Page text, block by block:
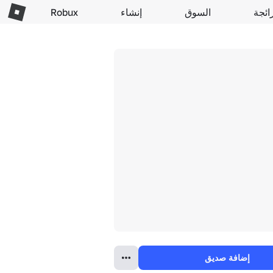
السوق إنشاء Robux
إضافة صديق